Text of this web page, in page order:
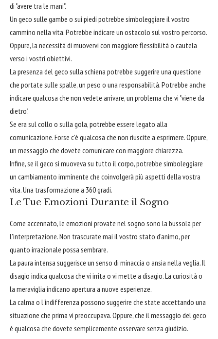
di "avere tra le mani".
Un geco sulle gambe o sui piedi potrebbe simboleggiare il vostro
cammino nella vita. Potrebbe indicare un ostacolo sul vostro percorso.
Oppure, la necessità di muovervi con maggiore flessibilità o cautela
verso i vostri obiettivi.
La presenza del geco sulla schiena potrebbe suggerire una questione
che portate sulle spalle, un peso o una responsabilità. Potrebbe anche
indicare qualcosa che non vedete arrivare, un problema che vi "viene da
dietro".
Se era sul collo o sulla gola, potrebbe essere legato alla
comunicazione. Forse c'è qualcosa che non riuscite a esprimere. Oppure,
un messaggio che dovete comunicare con maggiore chiarezza.
Infine, se il geco si muoveva su tutto il corpo, potrebbe simboleggiare
un cambiamento imminente che coinvolgerà più aspetti della vostra
vita. Una trasformazione a 360 gradi.
Le Tue Emozioni Durante il Sogno
Come accennato, le emozioni provate nel sogno sono la bussola per
l'interpretazione. Non trascurate mai il vostro stato d'animo, per
quanto irrazionale possa sembrare.
La paura intensa suggerisce un senso di minaccia o ansia nella veglia. Il
disagio indica qualcosa che vi irrita o vi mette a disagio. La curiosità o
la meraviglia indicano apertura a nuove esperienze.
La calma o l'indifferenza possono suggerire che state accettando una
situazione che prima vi preoccupava. Oppure, che il messaggio del geco
è qualcosa che dovete semplicemente osservare senza giudizio.